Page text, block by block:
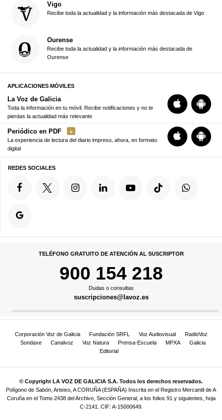
Vigo
Recibe toda la actualidad y la información más destacada de Vigo
Ourense
Recibe toda la actualidad y la información más destacada de
Ourense
APLICACIONES MÓVILES
La Voz de Galicia
Toda la información en tu móvil. Recibe notificaciones y no te
pierdas la actualidad más relevante
Periódico en PDF
La experiencia de lectura del diario impreso, ahora, en formato
digital
REDES SOCIALES
TELÉFONO GRATUITO DE ATENCIÓN AL SUSCRIPTOR
900 154 218
Dudas o consultas
suscripciones@lavoz.es
Corporación Voz de Galicia Fundación SRFL Voz Audiovisual
RadioVoz
Sondaxe
Canalvoz Voz Natura Prensa-Escuela MPXA
Galicia
Editorial
© Copyright LA VOZ DE GALICIA S.A. Todos los derechos reservados.
Polígono de Sabón, Arteixo, A CORUÑA (ESPAÑA) Inscrita en el Registro Mercantil de A
Coruña en el Tomo 2438 del Archivo, Sección General, a los folios 91 y siguientes, hoja
C-2141. CIF: A-15000649.